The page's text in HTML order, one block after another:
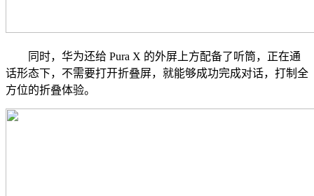
同时，华为还给 Pura X 的外屏上方配备了听筒，正在通
话形态下，不需要打开折叠屏，就能够成功完成对话，打制全
方位的折叠体验。